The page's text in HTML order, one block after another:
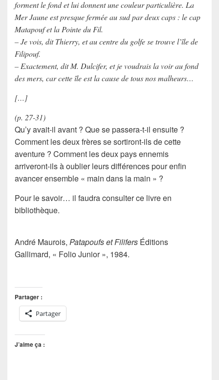
forment le fond et lui donnent une couleur particulière. La
Mer Jaune est presque fermée au sud par deux caps : le cap
Matapouf et la Pointe du Fil.
– Je vois, dit Thierry, et au centre du golfe se trouve l’île de
Filipouf.
– Exactement, dit M. Dulcifer, et je voudrais la voir au fond
des mers, car cette île est la cause de tous nos malheurs…
[…]
(p. 27-31)
Qu’y avait-il avant ? Que se passera-t-il ensuite ?
Comment les deux frères se sortiront-ils de cette
aventure ? Comment les deux pays ennemis
arriveront-ils à oublier leurs différences pour enfin
avancer ensemble « main dans la main » ?
Pour le savoir… il faudra consulter ce livre en
bibliothèque.
André Maurois, Patapoufs et Filifers Éditions
Gallimard, « Folio Junior », 1984.
Partager :
Partager
J’aime ça :